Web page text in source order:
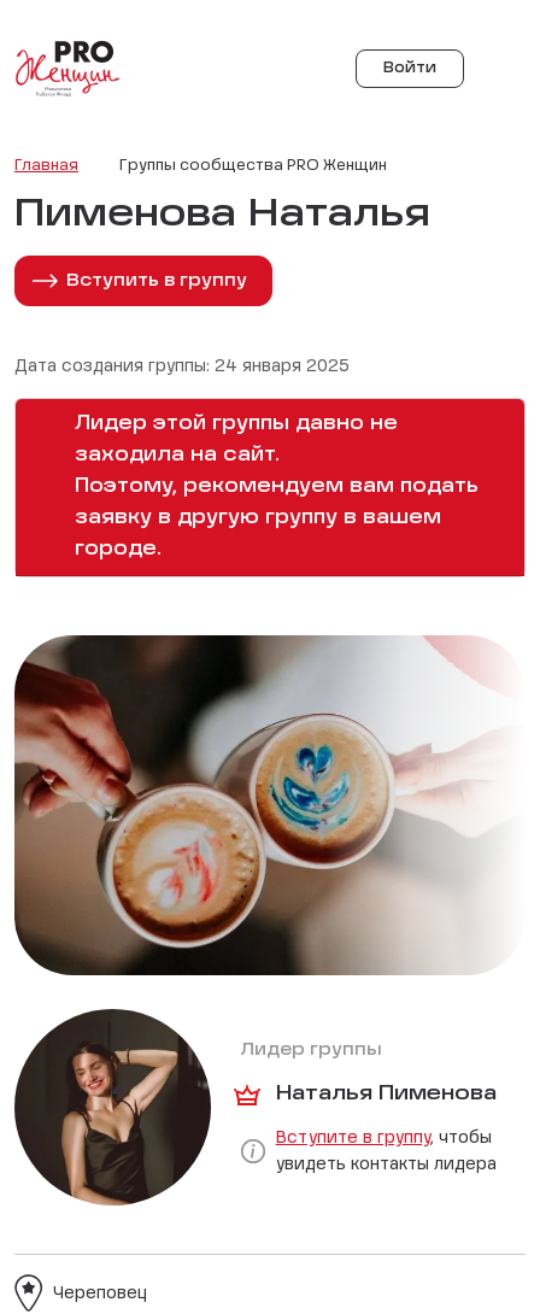
Войти
Главная Группы сообщества PRO Женщин
Пименова Наталья
Вступить в группу
Дата создания группы: 24 января 2025
Лидер этой группы давно не
заходила на сайт.
Поэтому, рекомендуем вам подать
заявку в другую группу в вашем
городе.
Лидер группы
Наталья Пименова
Вступите в группу, чтобы
увидеть контакты лидера
Череповец